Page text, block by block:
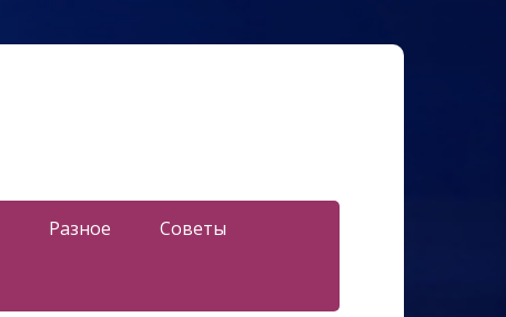
Разное Советы